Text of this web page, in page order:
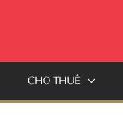
CHO THUÊ